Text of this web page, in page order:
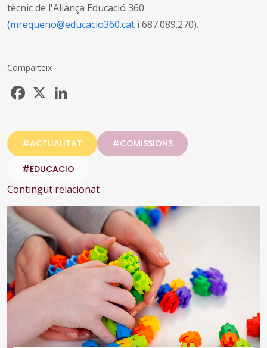
tècnic de l'Aliança Educació 360
(mrequeno@educacio360.cat i 687.089.270).
Comparteix
Facebook
#ACTUALITAT #COMISSIONS
#EDUCACIO
Contingut relacionat